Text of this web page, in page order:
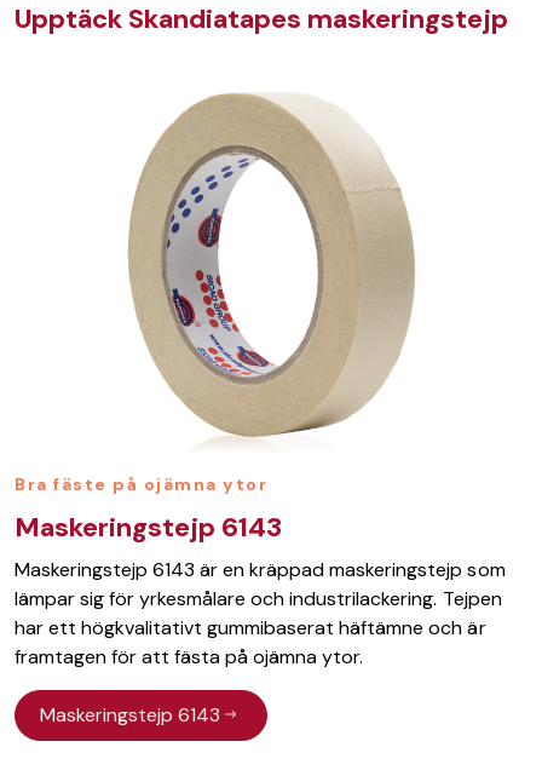
Upptäck Skandiatapes maskeringstejp
Bra fäste på ojämna ytor
Maskeringstejp 6143
Maskeringstejp 6143 är en kräppad maskeringstejp som
lämpar sig för yrkesmålare och industrilackering. Tejpen
har ett högkvalitativt gummibaserat häftämne och är
framtagen för att fästa på ojämna ytor.
Maskeringstejp 6143